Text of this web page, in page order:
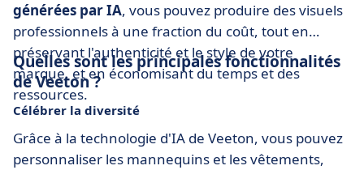
générées par IA, vous pouvez produire des visuels
professionnels à une fraction du coût, tout en
préservant l'authenticité et le style de votre
marque, et en économisant du temps et des
ressources.
Quelles sont les principales fonctionnalités
de Veeton ?
Célébrer la diversité
Grâce à la technologie d'IA de Veeton, vous pouvez
personnaliser les mannequins et les vêtements,